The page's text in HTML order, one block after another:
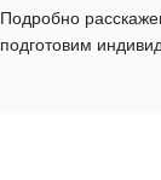
Подробно
подготовим